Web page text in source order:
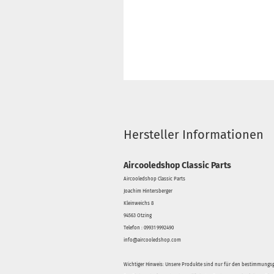
Hersteller Informationen
Aircooledshop Classic Parts
Aircooledshop Classic Parts
Joachim Hintersberger
Kleinweichs 8
94563 Otzing
Telefon : 09931 9992490
info@aircooledshop.com
Wichtiger Hinweis: Unsere Produkte sind nur für den